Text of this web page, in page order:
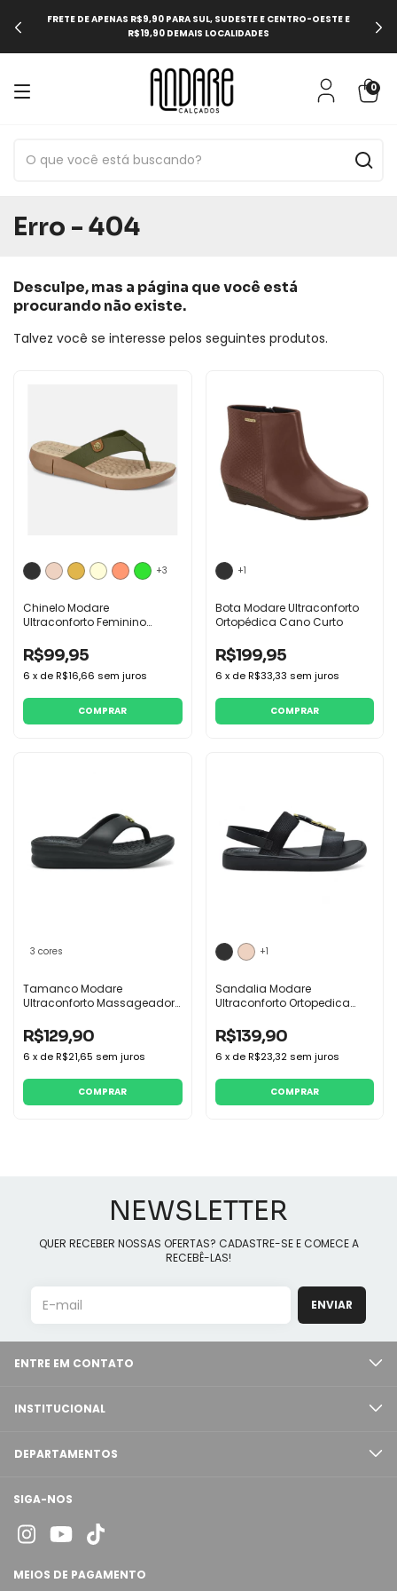
FRETE DE APENAS R$9,90 PARA SUL, SUDESTE E CENTRO-OESTE E
R$19,90 DEMAIS LOCALIDADES
0
Erro - 404
Desculpe, mas a página que você está
procurando não existe.
Talvez você se interesse pelos seguintes produtos.
Chinelo Modare
Ultraconforto Feminino
Macio
R$99,95
6 x deR$16,66 sem juros
+3
COMPRAR
Bota Modare Ultraconforto
Ortopédica Cano Curto
R$199,95
6 x deR$33,33 sem juros
+1
COMPRAR
Tamanco Modare
Ultraconforto Massageador
R$129,90
6 x deR$21,65 sem juros
3 cores
COMPRAR
Sandalia Modare
Ultraconforto Ortopedica
R$139,90
6 x deR$23,32 sem juros
+1
COMPRAR
NEWSLETTER
QUER RECEBER NOSSAS OFERTAS? CADASTRE-SE E COMECE A
RECEBÊ-LAS!
ENTRE EM CONTATO
INSTITUCIONAL
DEPARTAMENTOS
SIGA-NOS
MEIOS DE PAGAMENTO